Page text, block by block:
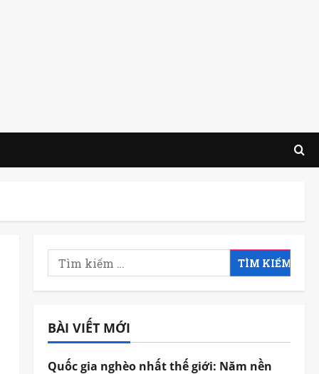
Tìm
kiếm
BÀI VIẾT MỚI
Quốc gia nghèo nhất thế giới: Năm nền